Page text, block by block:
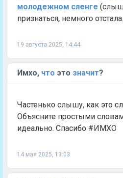
молодежном сленге
признаться, немного
19 августа 2025, 14:44
Имхо, что это значит?
Частенько слышу, как это
Объясните простыми
идеально. Спасибо #ИМХО
14 мая 2025, 13:03